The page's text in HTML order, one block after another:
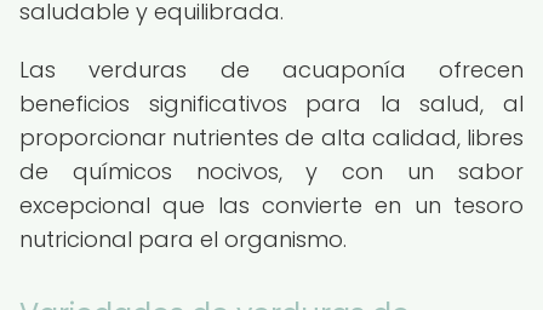
saludable y equilibrada.
Las verduras de acuaponía ofrecen
beneficios significativos para la salud, al
proporcionar nutrientes de alta calidad, libres
de químicos nocivos, y con un sabor
excepcional que las convierte en un tesoro
nutricional para el organismo.